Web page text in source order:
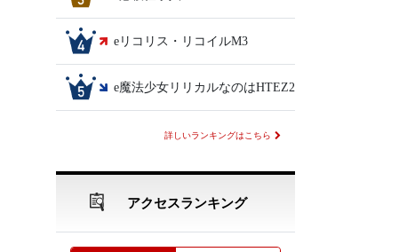
eリコリス・リコイルM3
e魔法少女リリカルなのはHTEZ2
詳しいランキングはこちら
アクセスランキング